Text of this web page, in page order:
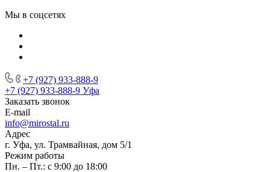
Мы в соцсетях
+7 (927) 933-888-9
+7 (927) 933-888-9 Уфа
Заказать звонок
E-mail
info@mirostal.ru
Адрес
г. Уфа, ул. Трамвайная, дом 5/1
Режим работы
Пн. – Пт.: с 9:00 до 18:00